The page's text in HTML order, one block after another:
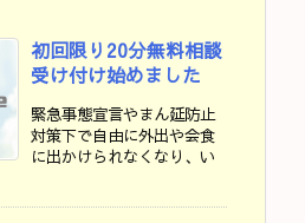
初回限り20分無料相談
受け付け始めました
緊急事態宣言やまん延防止
対策下で自由に外出や会食
に出かけられなくなり、い